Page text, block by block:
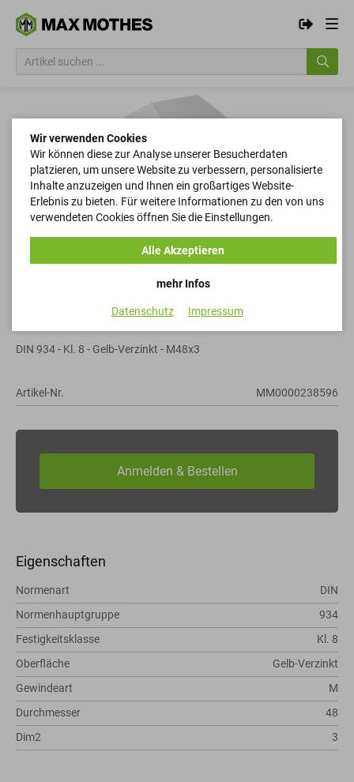
Sechskantmuttern
DIN 934 - Kl. 8 - Gelb-Verzinkt - M48x3
Artikel-Nr. MM0000238596
Eigenschaften
Normenart
DIN
Normenhauptgruppe
934
Festigkeitsklasse
Kl. 8
Oberfläche
Gelb-Verzinkt
Gewindeart
M
Durchmesser
48
Dim2
3
Wir verwenden Cookies
Wir können diese zur Analyse unserer Besucherdaten
platzieren, um unsere Website zu verbessern, personalisierte
Inhalte anzuzeigen und Ihnen ein großartiges Website-
Erlebnis zu bieten. Für weitere Informationen zu den von uns
verwendeten Cookies öffnen Sie die Einstellungen.
mehr Infos
Alle Akzeptieren
Datenschutz Impressum